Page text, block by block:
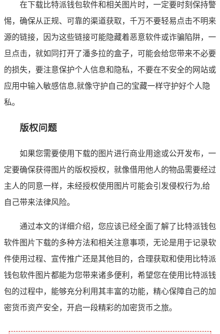
在下载比特派钱包软件和相关图片时，一定要时刻保持警
惕，确保从正规、可靠的渠道获取，千万不要轻易点击不明来
源的链接，因为这些链接可能隐藏着恶意软件或诈骗陷阱，一
旦点击，就如同打开了潘多拉的盒子，可能会给您带来不必要
的损失，要注意保护个人信息和隐私，不要在不安全的网站或
应用中输入敏感信息,就像守护自己的宝藏一样守护好个人隐
私。
版权问题
如果您需要使用下载的图片进行商业用途或公开发布，一
定要确保获得图片的版权授权，就像借用他人的物品需要经过
主人的同意一样，未经授权使用图片可能会引发侵权行为,给
自己带来法律风险。
通过本文的详细介绍，您应该已经全面了解了比特派钱包
软件图片下载的多种方法和相关注意事项，无论是用于记录软
件使用过程、宣传推广还是其他目的，合理获取和使用比特派
钱包软件图片都能为您带来诸多便利，希望您在使用比特派钱
包的过程中，能够充分利用其丰富的功能，精心保障自己的加
密货币资产安全，开启一段精彩的加密货币之旅。